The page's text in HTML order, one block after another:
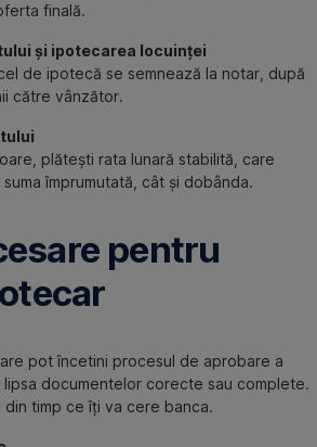
finală.
și ipotecarea locuinței
de ipotecă se semnează la notar, după
către vânzător.
plătești rata lunară stabilită, care
împrumutată, cât și dobânda.
pentru
pot încetini procesul de aprobare a
documentelor corecte sau complete.
timp ce îți va cere banca.